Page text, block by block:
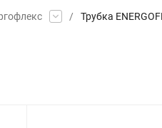
/ Трубка